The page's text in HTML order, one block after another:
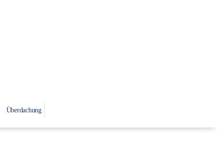
Überdachung